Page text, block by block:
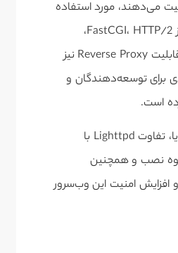
می‌دهند، مورد استفاده
قرار بگیرد. پشتیبانی از FastCGI، HTTP/2،
فشرده‌سازی محتوا و قابلیت Reverse Proxy نیز
برای توسعه‌دهندگان و
است.
در ادامه، ویژگی‌ها، مزایا، تفاوت Lighttpd با
نصب و همچنین
امنیت این وب‌سرور